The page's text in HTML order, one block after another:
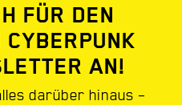
FÜR DEN
AN!
darüber hinaus –